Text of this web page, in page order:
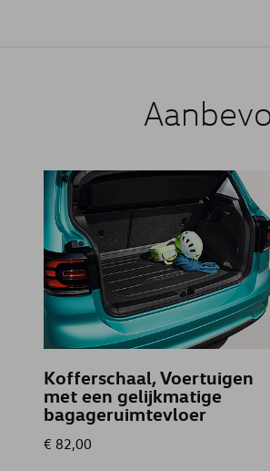
Kofferschaal, Voertuigen
met een gelijkmatige
bagageruimtevloer
€ 82,00